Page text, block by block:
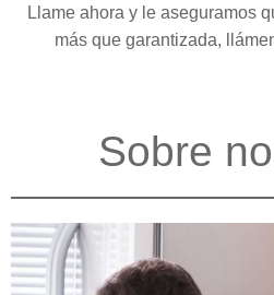
Llame ahora y le aseguramos
más que garantizada,
Sobre